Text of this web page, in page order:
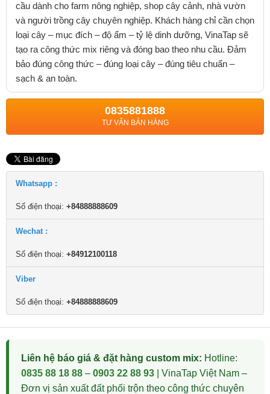
cầu dành cho farm nông nghiệp, shop cây cảnh, nhà vườn
và người trồng cây chuyên nghiệp. Khách hàng chỉ cần chọn
loại cây – mục đích – độ ẩm – tỷ lệ dinh dưỡng, VinaTap sẽ
tạo ra công thức mix riêng và đóng bao theo nhu cầu. Đảm
bảo đúng công thức – đúng loại cây – đúng tiêu chuẩn –
sạch & an toàn.
0835881888
TƯ VẤN BÁN HÀNG
Whatsapp :
Số điện thoại: +84888888609
Wechat :
Số điện thoại: +84912100118
Viber
Số điện thoại: +84888888609
Liên hệ báo giá & đặt hàng custom mix: Hotline:
0835 88 18 88 – 0903 22 88 93 | VinaTap Việt Nam –
Đơn vị sản xuất đất phối trộn theo công thức chuyên